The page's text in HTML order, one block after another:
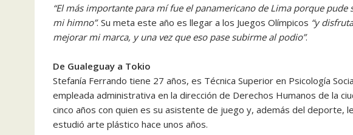
“El más importante para mí fue el panamericano de Lima porque
mi himno”. Su meta este año es llegar a los Juegos Olímpicos “y
mejorar mi marca, y una vez que eso pase subirme al podio”.
De Gualeguay a Tokio
Stefanía Ferrando tiene 27 años, es Técnica Superior en Psicología
empleada administrativa en la dirección de Derechos Humanos de la
cinco años con quien es su asistente de juego y, además del deporte,
estudió arte plástico hace unos años.